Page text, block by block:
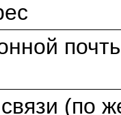
(по